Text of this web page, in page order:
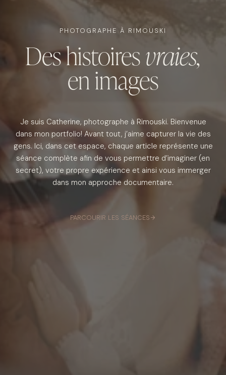
PHOTOGRAPHE À RIMOUSKI
Des histoiresvraies,
en images
Je suis Catherine, photographe à Rimouski. Bienvenue
dans mon portfolio! Avant tout, j’aime capturer la vie des
gens. Ici, dans cet espace, chaque article représente une
séance complète afin de vous permettre d’imaginer (en
secret), votre propre expérience et ainsi vous immerger
dans mon approche documentaire.
PARCOURIR LES SÉANCES